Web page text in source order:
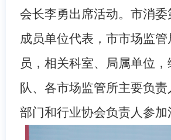
会长李勇出席活动。市消
成员单位代表，市市场监
员，相关科室、局属单位
队、各市场监管所主要负
部门和行业协会负责人参加